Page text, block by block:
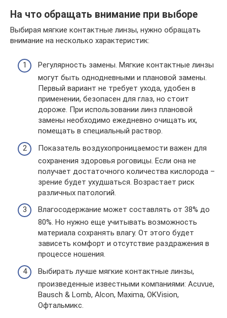
На что обращать внимание при выборе
Выбирая мягкие контактные линзы, нужно обращать
внимание на несколько характеристик:
Регулярность замены. Мягкие контактные линзы
могут быть однодневными и плановой замены.
Первый вариант не требует ухода, удобен в
применении, безопасен для глаз, но стоит
дороже. При использовании линз плановой
замены необходимо ежедневно очищать их,
помещать в специальный раствор.
Показатель воздухопроницаемости важен для
сохранения здоровья роговицы. Если она не
получает достаточного количества кислорода –
зрение будет ухудшаться. Возрастает риск
различных патологий.
Влагосодержание может составлять от 38% до
80%. Но нужно еще учитывать возможность
материала сохранять влагу. От этого будет
зависеть комфорт и отсутствие раздражения в
процессе ношения.
Выбирать лучше мягкие контактные линзы,
произведенные известными компаниями: Acuvue,
Bausch & Lomb, Alcon, Maxima, OKVision,
Офтальмикс.